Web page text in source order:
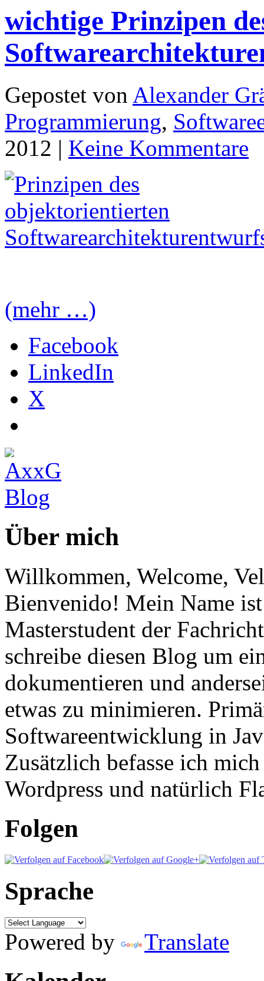
wichtige Prinzipen
Gepostet von Alexander
Programmierung,
2012 | Keine Kommentare
(mehr …)
Facebook
LinkedIn
X
Über mich
Willkommen, Welcome,
Bienvenido! Mein Name
Masterstudent der
schreibe diesen Blog um
dokumentieren und
etwas zu minimieren.
Softwareentwicklung in
Zusätzlich befasse ich
Wordpress und natürlich
Folgen
Sprache
Powered by Translate